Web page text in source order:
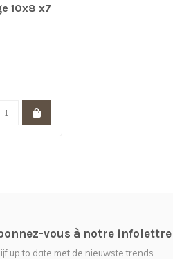
10x8 x7
vous à notre infolettre
up to date met de nieuwste trends